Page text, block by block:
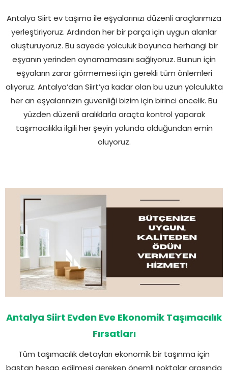
Antalya Siirt ev taşıma ile eşyalarınızı düzenli araçlarımıza
yerleştiriyoruz. Ardından her bir parça için uygun alanlar
oluşturuyoruz. Bu sayede yolculuk boyunca herhangi bir
eşyanın yerinden oynamamasını sağlıyoruz. Buınun için
eşyaların zarar görmemesi için gerekli tüm önlemleri
alıyoruz. Antalya’dan Siirt’ya kadar olan bu uzun yolculukta
her an eşyalarınızın güvenliği bizim için birinci öncelik. Bu
yüzden düzenli aralıklarla araçta kontrol yaparak
taşımacılıkla ilgili her şeyin yolunda olduğundan emin
oluyoruz.
Antalya Siirt Evden Eve Ekonomik Taşımacılık
Fırsatları
Tüm taşımacılık detayları ekonomik bir taşınma için
baştan hesap edilmesi gereken önemli noktalar arasında